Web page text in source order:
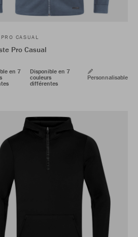
CASUAL
Pro Casual
en 7
Disponible en 7
couleurs
différentes
Personnalisable